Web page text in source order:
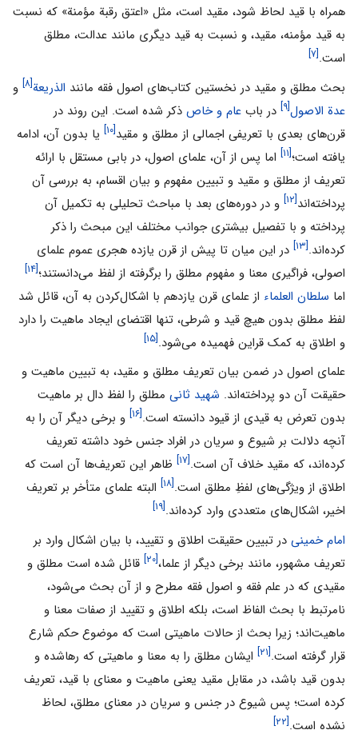
همراه با قید لحاظ شود، مقید است، مثل «اعتق رقبة مؤمنة» که نسبت
به قید مؤمنه، مقید، و نسبت به قید دیگری مانند عدالت، مطلق
است.[۷]
بحث مطلق و مقید در نخستین کتاب‌های اصول فقه مانند الذریعة[۸]
و
عدة الاصول[۹] در باب عام و خاص ذکر شده است. این روند در
قرن‌های بعدی با تعریفی اجمالی از مطلق و مقید[۱۰]
یا بدون آن، ادامه
یافته است؛[۱۱]
اما پس از آن، علمای اصول، در بابی مستقل با ارائه
تعریف از مطلق و مقید و تبیین مفهوم و بیان اقسام، به بررسی آن
پرداخته‌اند[۱۲]
و در دوره‌های بعد با مباحث تحلیلی به تکمیل آن
پرداخته و با تفصیل بیشتری جوانب مختلف این مبحث را ذکر
کرده‌اند.[۱۳]
در این میان تا پیش از قرن یازده هجری عموم علمای
اصولی، فراگیری معنا و مفهوم مطلق را برگرفته از لفظ می‌دانستند؛[۱۴]
اما سلطان العلماء از علمای قرن یازدهم با اشکال‌کردن به آن، قائل شد
لفظ مطلق بدون هیچ قید و شرطی، تنها اقتضای ایجاد ماهیت را دارد
و اطلاق به کمک قراین فهمیده می‌شود.[۱۵]
علمای اصول در ضمن بیان تعریف مطلق و مقید، به تبیین ماهیت و
حقیقت آن دو پرداخته‌اند. شهید ثانی مطلق را لفظ دال بر ماهیت
بدون تعرض به قیدی از قیود دانسته است.[۱۶]
و برخی دیگر آن را به
آنچه دلالت بر شیوع و سریان در افراد جنس خود داشته تعریف
کرده‌اند، که مقید خلاف آن است.[۱۷]
ظاهر این تعریف‌ها آن است که
اطلاق از ویژگی‌های لفظِ مطلق است.[۱۸]
البته علمای متأخر بر تعریف
اخیر، اشکال‌های متعددی وارد کرده‌اند.[۱۹]
امام خمینی در تبیین حقیقت اطلاق و تقیید، با بیان اشکال وارد بر
تعریف مشهور، مانند برخی دیگر از علما،[۲۰]
قائل شده است مطلق و
مقیدی که در علم فقه و اصول فقه مطرح و از آن بحث می‌شود،
نامرتبط با بحث الفاظ است، بلکه اطلاق و تقیید از صفات معنا و
ماهیت‌اند؛ زیرا بحث از حالات ماهیتی است که موضوع حکم شارع
قرار گرفته است.[۲۱]
ایشان مطلق را به معنا و ماهیتی که رهاشده و
بدون قید باشد، در مقابل مقید یعنی ماهیت و معنای با قید، تعریف
کرده است؛ پس شیوع در جنس و سریان در معنای مطلق، لحاظ
نشده است.[۲۲]